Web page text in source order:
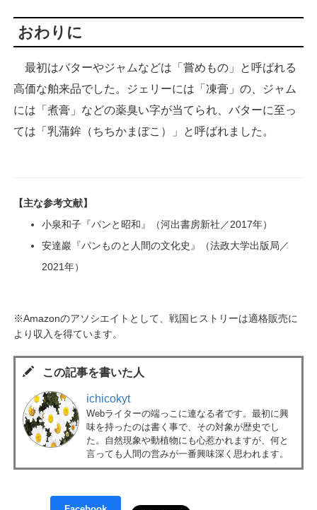
おわりに
最初はバターやジャムなどは「嘗めもの」と呼ばれる
高価な舶来品でした。ジェリーには「凍膏」の、ジャム
には「煮膏」などの薬臭い字が当てられ、バターに至っ
ては「乳蒲鉾（ちちかまぼこ）」と呼ばれました。
【主な参考文献】
小泉和子『パンと昭和』（河出書房新社／2017年）
安達巖『パンものと人間の文化史』（法政大学出版局／
2021年）
※Amazonのアソシエイトとして、戦国ヒストリーは適格販売に
より収入を得ています。
この記事を書いた人
ichicokyt
Webライターの端っこに連なる者です。最初に興
味を持ったのは書く事で、その対象が歴史でし
た。自然現象や動植物にも心惹かれますが、何と
言っても人間の営みが一番興味深く思われます。